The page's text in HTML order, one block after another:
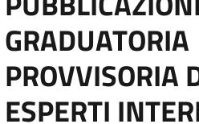
GRADUATORIA
PROVVISORIA
ESPERTI